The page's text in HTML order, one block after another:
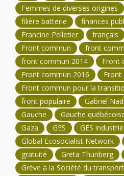
Femmes de diverses origines
filière batterie
finances
Francine Pelletier
français
Front commun
front
front commun 2014
Front
Front commun 2016
Front
Front commun pour la
front populaire
Gabriel
Gauche
Gauche
Gaza
GES GES industrie
Global Ecosocialist Network
gratuité
Greta Thunberg
Grève à la Société du